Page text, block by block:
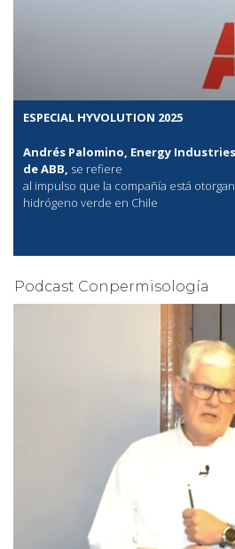
ESPECIAL HYVOLUTION 2025
Andrés Palomino, Energy
de ABB, se refiere
al impulso que la compañía está
hidrógeno verde en Chile
Podcast Conpermisología